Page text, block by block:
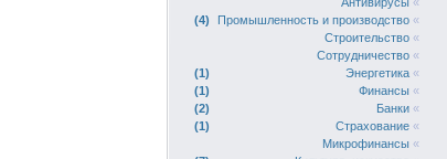
4
Промышленность и производство «
Строительство «
Сотрудничество «
1
Энергетика «
1
Финансы «
2
Банки «
1
Страхование «
Микрофинансы «